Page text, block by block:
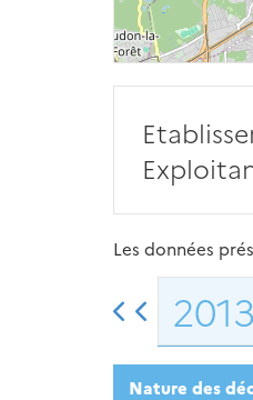
Les données
2013
Nature des